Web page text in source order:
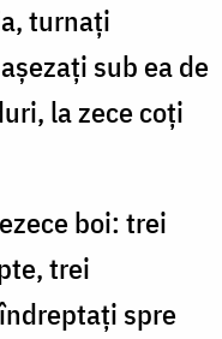
turnaţi
sub ea de
la zece coţi
boi: trei
trei
spre